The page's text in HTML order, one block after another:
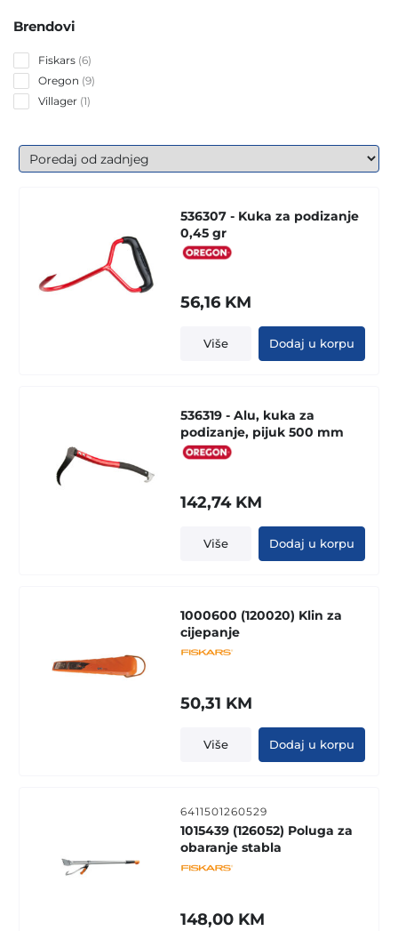
Brendovi
Fiskars 66
products
Oregon 99
Villager 11
536307 - Kuka za podizanje
0,45 gr
56,16 KM
Više Dodaj u korpu
536319 - Alu, kuka za
podizanje, pijuk 500 mm
142,74 KM
Više Dodaj u korpu
1000600 (120020) Klin za
cijepanje
50,31 KM
Više Dodaj u korpu
6411501260529
1015439 (126052) Poluga za
obaranje stabla
148,00 KM